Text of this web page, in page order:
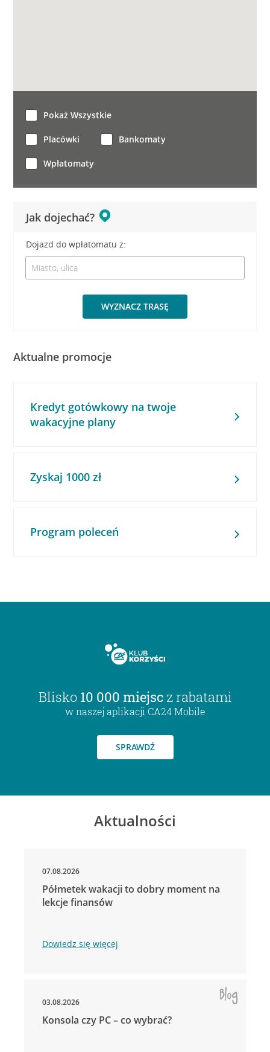
Jak dojechać?
Dojazd do wpłatomatu z:
WYZNACZ TRASĘ
Pokaż Wszystkie
Placówki Bankomaty
Wpłatomaty
Aktualne promocje
Kredyt gotówkowy na twoje
wakacyjne plany
Zyskaj 1000 zł
Program poleceń
Blisko 10 000 miejsc z rabatami
w naszej aplikacji CA24 Mobile
SPRAWDŹ
Aktualności
07.08.2026
Półmetek wakacji to dobry moment na
lekcje finansów
Dowiedz się więcej
03.08.2026
Konsola czy PC – co wybrać?